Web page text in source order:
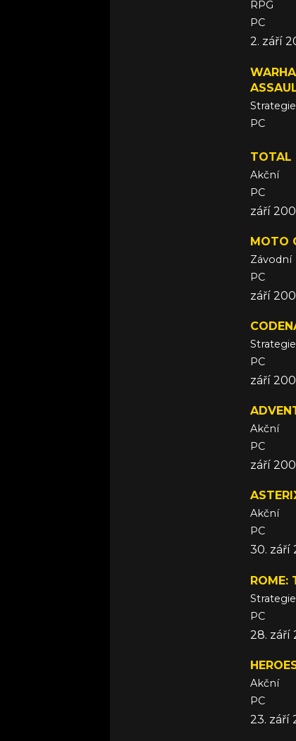
RPG
PC
2. září
Strategie
PC
TOTAL
Akční
PC
září
MOTO
Závodní
PC
září
Strategie
PC
září
Akční
PC
září
Akční
PC
30. září
ROME:
Strategie
PC
28. září
Akční
PC
23. září